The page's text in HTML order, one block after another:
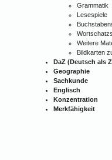
Grammatik
Lesespiele
Weitere
Bildkarten
DaZ (Deutsch als
Geographie
Sachkunde
Englisch
Konzentration
Merkfähigkeit